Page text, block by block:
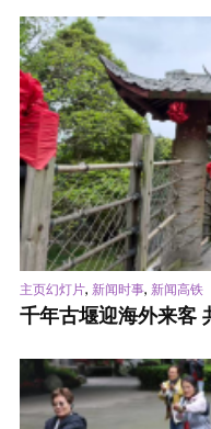
主页幻灯片, 新闻时事, 新闻高铁
千年古堰迎海外来客